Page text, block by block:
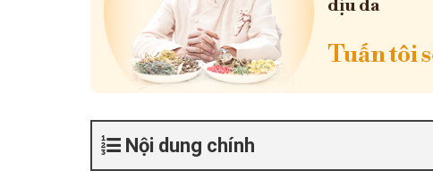
dịu da
Tuấn tôi
Nội dung chính